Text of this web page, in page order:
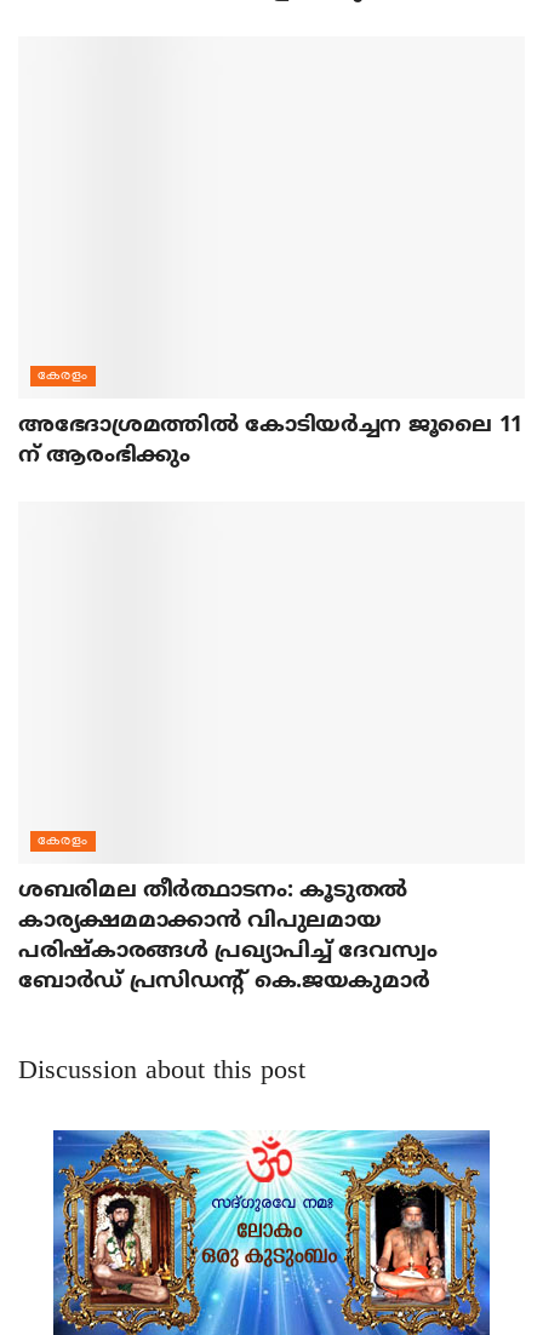
കേരളം
അഭേദാശ്രമത്തില്‍ കോടിയര്‍ച്ചന ജൂലൈ 11
ന് ആരംഭിക്കും
കേരളം
ശബരിമല തീര്‍ത്ഥാടനം: കൂടുതല്‍
കാര്യക്ഷമമാക്കാന്‍ വിപുലമായ
പരിഷ്‌കാരങ്ങള്‍ പ്രഖ്യാപിച്ച് ദേവസ്വം
ബോര്‍ഡ് പ്രസിഡന്റ് കെ.ജയകുമാര്‍
Discussion about this post